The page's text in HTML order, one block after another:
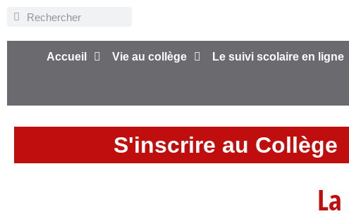
Accueil Vie au collège Le suivi scolaire en ligne
S'inscrire au Collège